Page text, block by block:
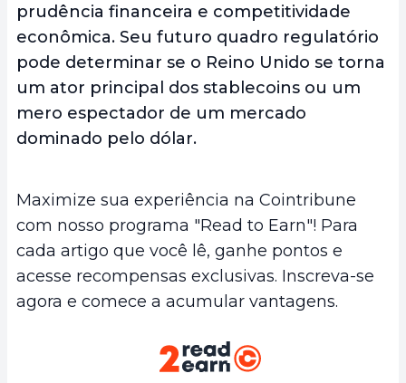
prudência financeira e competitividade
econômica. Seu futuro quadro regulatório
pode determinar se o Reino Unido se torna
um ator principal dos stablecoins ou um
mero espectador de um mercado
dominado pelo dólar.
Maximize sua experiência na Cointribune
com nosso programa "Read to Earn"! Para
cada artigo que você lê, ganhe pontos e
acesse recompensas exclusivas. Inscreva-se
agora e comece a acumular vantagens.